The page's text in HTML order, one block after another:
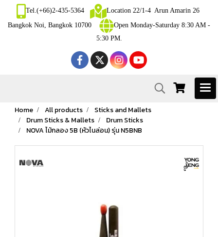
Tel.(+66)2-435-5364
Location 22/1-4 Arun Amarin 26
Bangkok Noi, Bangkok 10700
Open Monday-Saturday 8:30 AM -
5:30 PM.
Home All products
Sticks and Mallets
Drum Sticks & Mallets
Drum Sticks
NOVA ไม้กลอง 5B (หัวไนล่อน) รุ่น N5BNB